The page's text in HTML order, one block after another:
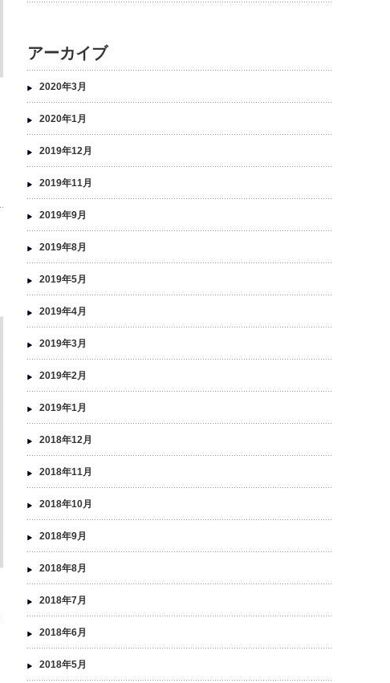
アーカイブ
2020年3月
2020年1月
2019年12月
2019年11月
2019年9月
2019年8月
2019年5月
2019年4月
2019年3月
2019年2月
2019年1月
2018年12月
2018年11月
2018年10月
2018年9月
2018年8月
2018年7月
2018年6月
2018年5月